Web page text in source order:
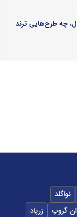
چه طرح‌هایی ترند
نواگلد
گروپ
زرپاد